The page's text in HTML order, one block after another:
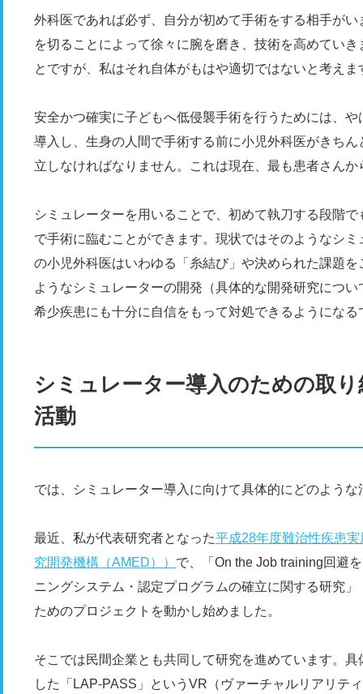
外科医であれば必ず、自分が初めて手術をする相手が
を切ることによって徐々に腕を磨き、技術を高めてい
とですが、私はそれ自体がもはや適切ではないと考えま
安全かつ確実に子どもへ低侵襲手術を行うためには、
導入し、生身の人間で手術する前に小児外科医がきち
立しなければなりません。これは現在、最も患者さん
シミュレーターを用いることで、初めて執刀する段階
で手術に臨むことができます。現状ではそのようなシ
の小児外科医はいわゆる「糸結び」や決められた課題
ようなシミュレーターの開発（具体的な開発研究につ
希少疾患にも十分に自信をもって対処できるようになる
シミュレーター導入のための取
活動
では、シミュレーター導入に向けて具体的にどのよう
最近、私が代表研究者となった平成28年度難治性疾患
究開発機構（AMED）） で、「On the Job training回避
ニングシステム・認定プログラムの確立に関する研究
ためのプロジェクトを動かし始めました。
そこでは民間企業とも共同して研究を進めています。
した「LAP-PASS」というVR（ヴァーチャルリアリテ